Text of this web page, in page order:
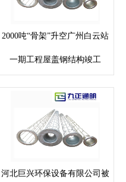
2000吨“骨架”升空广州白云站
一期工程屋盖钢结构竣工
河北巨兴环保设备有限公司被